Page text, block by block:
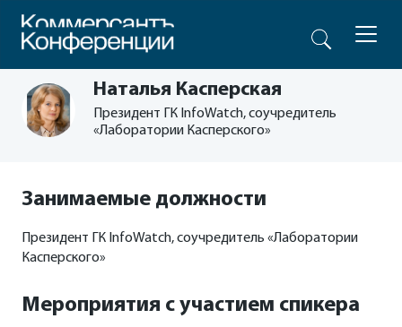
Наталья Касперская
Президент ГК InfoWatch, соучредитель
«Лаборатории Касперского»
Занимаемые должности
Президент ГК InfoWatch, соучредитель «Лаборатории
Касперского»
Мероприятия с участием спикера